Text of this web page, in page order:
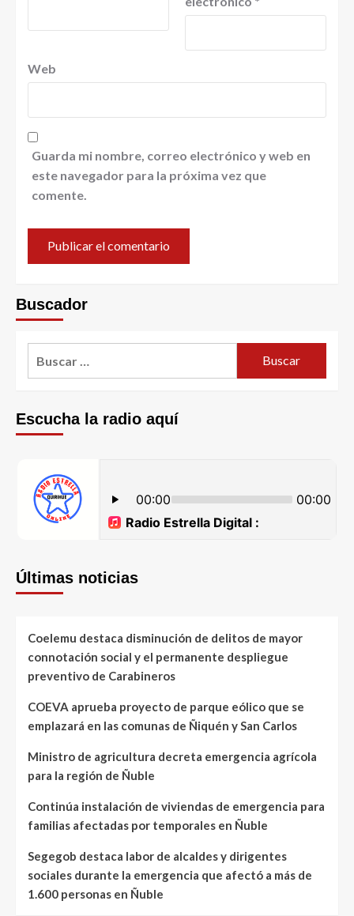
Web
Guarda mi nombre, correo electrónico y web en
este navegador para la próxima vez que
comente.
Buscador
Escucha la radio aquí
Últimas noticias
Coelemu destaca disminución de delitos de mayor
connotación social y el permanente despliegue
preventivo de Carabineros
COEVA aprueba proyecto de parque eólico que se
emplazará en las comunas de Ñiquén y San Carlos
Ministro de agricultura decreta emergencia agrícola
para la región de Ñuble
Continúa instalación de viviendas de emergencia para
familias afectadas por temporales en Ñuble
Segegob destaca labor de alcaldes y dirigentes
sociales durante la emergencia que afectó a más de
1.600 personas en Ñuble